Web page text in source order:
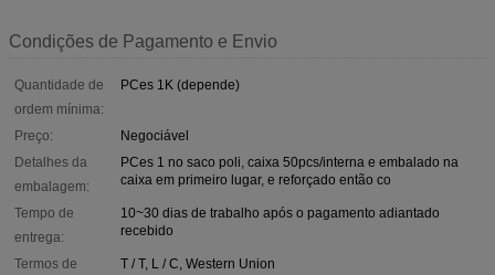
Condições de Pagamento e Envio
Quantidade de
ordem mínima:
PCes 1K (depende)
Preço:
Negociável
Detalhes da
embalagem:
PCes 1 no saco poli, caixa 50pcs/interna e embalado na
caixa em primeiro lugar, e reforçado então co
Tempo de
entrega:
10~30 dias de trabalho após o pagamento adiantado
recebido
Termos de
T / T, L / C, Western Union